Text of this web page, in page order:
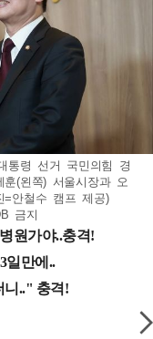
통령 선거 국민의힘 경
(왼쪽) 서울시장과 오
=안철수 캠프 제공)
금지